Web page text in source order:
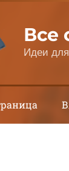
Все
Идеи